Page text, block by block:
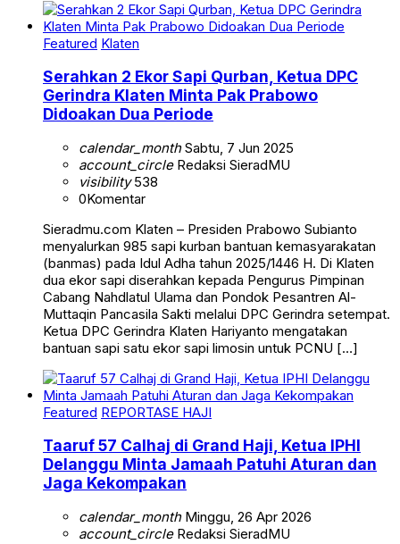
Featured Klaten
Serahkan 2 Ekor Sapi Qurban, Ketua DPC
Gerindra Klaten Minta Pak Prabowo
Didoakan Dua Periode
calendar_monthSabtu, 7 Jun 2025
account_circleRedaksi SieradMU
visibility538
0Komentar
Sieradmu.com Klaten – Presiden Prabowo Subianto
menyalurkan 985 sapi kurban bantuan kemasyarakatan
(banmas) pada Idul Adha tahun 2025/1446 H. Di Klaten
dua ekor sapi diserahkan kepada Pengurus Pimpinan
Cabang Nahdlatul Ulama dan Pondok Pesantren Al-
Muttaqin Pancasila Sakti melalui DPC Gerindra setempat.
Ketua DPC Gerindra Klaten Hariyanto mengatakan
bantuan sapi satu ekor sapi limosin untuk PCNU […]
Featured REPORTASE HAJI
Taaruf 57 Calhaj di Grand Haji, Ketua IPHI
Delanggu Minta Jamaah Patuhi Aturan dan
Jaga Kekompakan
calendar_monthMinggu, 26 Apr 2026
account_circleRedaksi SieradMU